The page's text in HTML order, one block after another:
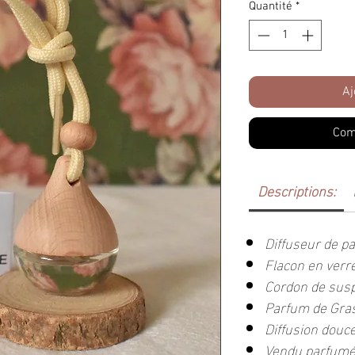
Quantité *
Descriptions:
Diffuseur de
Flacon en
Cordon de
Parfum de
Diffusion
Vendu